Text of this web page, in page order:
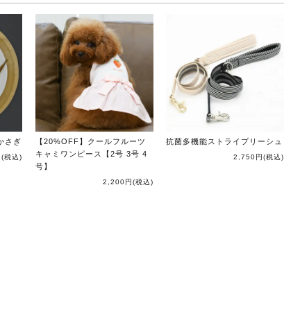
さぎ
(税込)
【20%OFF】クールフルーツ
キャミワンピース【2号 3号 4
号】
2,200円(税込)
抗菌多機能ストライプリーシュ
2,750円(税込)